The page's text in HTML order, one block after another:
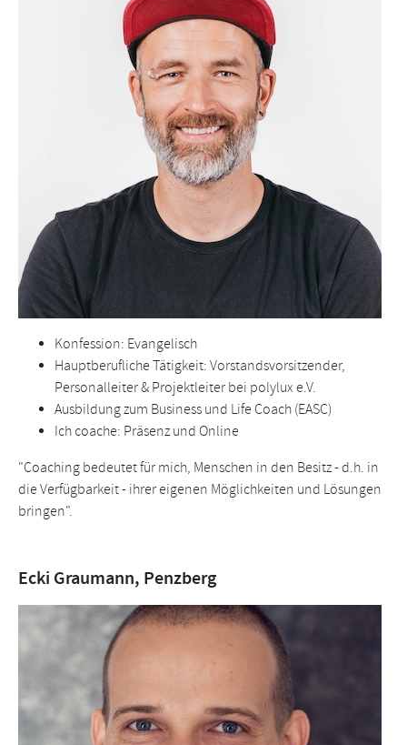
Konfession: Evangelisch
Hauptberufliche Tätigkeit: Vorstandsvorsitzender,
Personalleiter & Projektleiter bei polylux e.V.
Ausbildung zum Business und Life Coach (EASC)
Ich coache: Präsenz und Online
"Coaching bedeutet für mich, Menschen in den Besitz - d.h. in
die Verfügbarkeit - ihrer eigenen Möglichkeiten und Lösungen
bringen".
Ecki Graumann, Penzberg